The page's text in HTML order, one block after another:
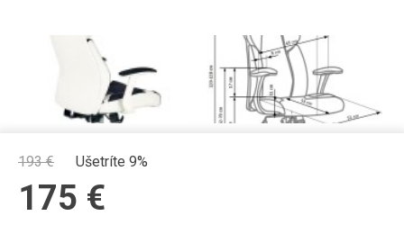
193€ Ušetríte 9%
175 €